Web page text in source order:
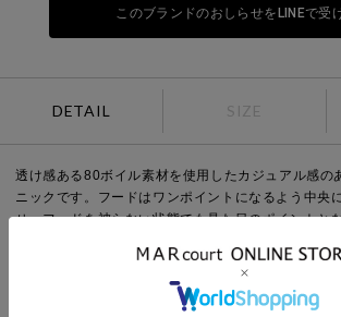
このブランドのおしらせをLINEで受
DETAIL SIZE
透け感ある80ボイル素材を使用したカジュアル感の
ニックです。フードはワンポイントになるよう中央
せ、フードを被らない状態でも見た目のポイントと
ト変化を楽しんでいただけるようウエストをブラウ
なっています。お好みでブラウジング分量を調節し
ント。七分袖とチュニック丈にすることでもたつか